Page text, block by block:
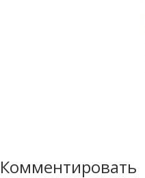
Комментировать